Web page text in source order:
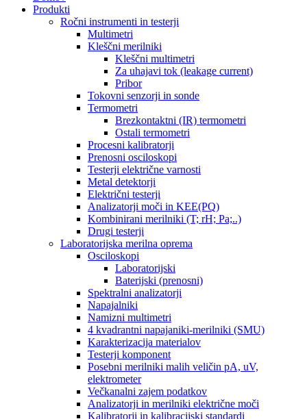
Produkti
Ročni instrumenti in testerji
Multimetri
Kleščni merilniki
Kleščni multimetri
Za uhajavi tok (leakage current)
Pribor
Tokovni senzorji in sonde
Termometri
Brezkontaktni (IR) termometri
Ostali termometri
Procesni kalibratorji
Prenosni osciloskopi
Testerji električne varnosti
Metal detektorji
Električni testerji
Analizatorji moči in KEE(PQ)
Kombinirani merilniki (T; rH; Pa;..)
Drugi testerji
Laboratorijska merilna oprema
Osciloskopi
Laboratorijski
Baterijski (prenosni)
Spektralni analizatorji
Napajalniki
Namizni multimetri
4 kvadrantni napajaniki-merilniki (SMU)
Karakterizacija materialov
Testerji komponent
Posebni merilniki malih veličin pA, uV,
elektrometer
Večkanalni zajem podatkov
Analizatorji in merilniki električne moči
Kalibratorji in kalibracijski standardi